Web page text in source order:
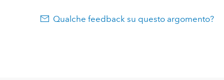
Qualche feedback su questo argomento?